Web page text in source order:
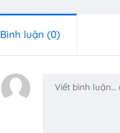
Bình luận (0)